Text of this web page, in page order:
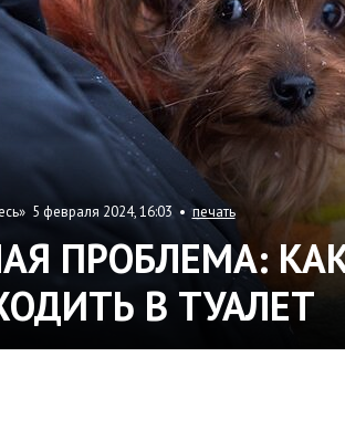
5 февраля 2024, 16:03 •печать
ПРОБЛЕМА:
В ТУАЛЕТ